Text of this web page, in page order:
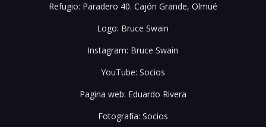
Refugio: Paradero 40. Cajón Grande, Olmué
Logo: Bruce Swain
Instagram: Bruce Swain
YouTube: Socios
Pagina web: Eduardo Rivera
Fotografía: Socios